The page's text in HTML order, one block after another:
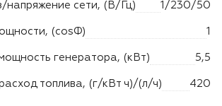
напряжение сети, (В/Гц) 1/230/50
(cosФ) 1
генератора, (кВт) 5,5
топлива, (г/кВт ч)/(л/ч) 420